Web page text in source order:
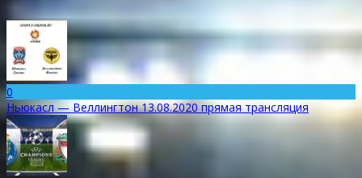
0
Ньюкасл — Веллингтон 13.08.2020 прямая трансляция